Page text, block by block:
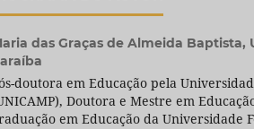
das Graças de Almeida Baptista,
doutora em Educação pela
Doutora e Mestre em
em Educação da Universidade